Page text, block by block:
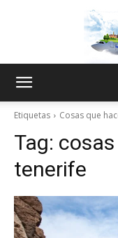
Etiquetas Cosas que
Tag:
tenerife